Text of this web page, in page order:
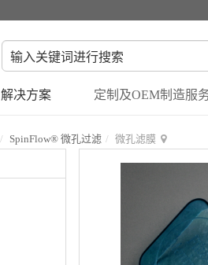
解决方案 定制及OEM制造服
SpinFlow® 微孔过滤 微孔滤膜